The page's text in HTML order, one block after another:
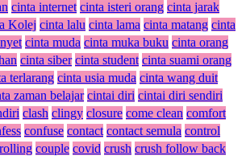
cinta internet cinta isteri orang cinta jarak
Kolej cinta lalu cinta lama cinta matang cinta
cinta muda cinta muka buku cinta orang
cinta siber cinta student cinta suami orang
terlarang cinta usia muda cinta wang duit
zaman belajar cintai diri cintai diri sendiri
clash clingy closure come clean comfort
confuse contact contact semula control
couple covid crush crush follow back